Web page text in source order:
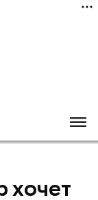
хочет